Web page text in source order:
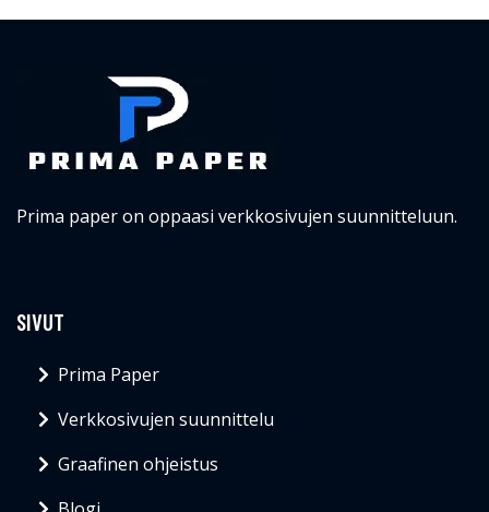
Prima paper on oppaasi verkkosivujen suunnitteluun.
SIVUT
Prima Paper
Verkkosivujen suunnittelu
Graafinen ohjeistus